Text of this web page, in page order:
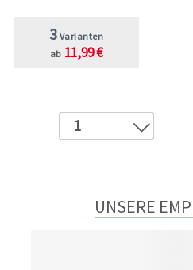
3 Varianten
ab 11,99 €
1
UNSERE